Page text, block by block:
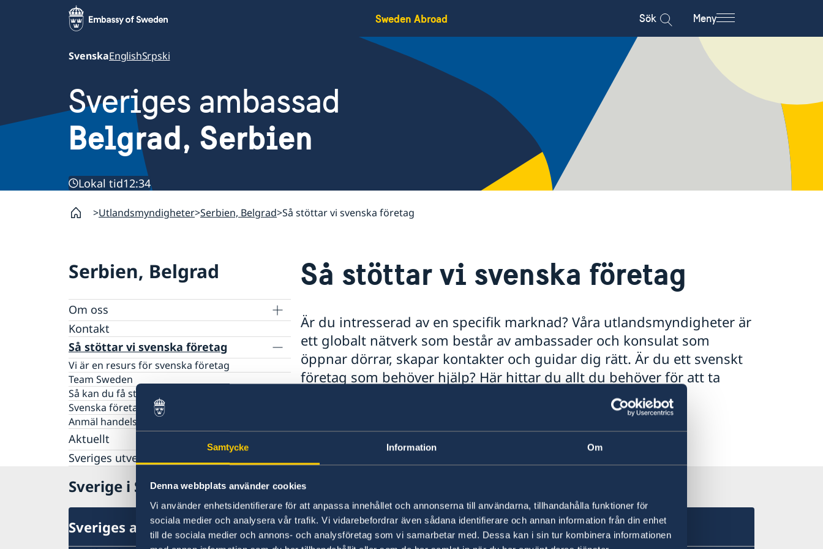
Samtycke Information Om
Denna webbplats använder cookies
Vi använder enhetsidentifierare för att anpassa innehållet och annonserna till användarna, tillhandahålla funktioner för
sociala medier och analysera vår trafik. Vi vidarebefordrar även sådana identifierare och annan information från din enhet
till de sociala medier och annons- och analysföretag som vi samarbetar med. Dessa kan i sin tur kombinera informationen
Sweden Abroad Sök Meny
SvenskaEnglishSrpski
Sveriges ambassad
Belgrad, Serbien
Lokal tid12:34
Utlandsmyndigheter Serbien, Belgrad Så stöttar vi svenska företag
Serbien, Belgrad
Om oss
Sveriges ambassadör
Kontakt
Så stöttar vi svenska företag
Vi är en resurs för svenska företag
Team Sweden
Så kan du få stöd
Svenska företag i Serbien
Anmäl handelshinder
Aktuellt
Nyheter
Val 2026 – riksdag, region och kommun
Protester
Ansökningar om Schengenvisum - förändringar
Adoptionsfrågor
Sveriges utvecklingssamarbete i Serbien
Så stöttar vi svenska företag
Är du intresserad av en specifik marknad? Våra utlandsmyndigheter är
ett globalt nätverk som består av ambassader och konsulat som
öppnar dörrar, skapar kontakter och guidar dig rätt. Är du ett svenskt
företag som behöver hjälp? Här hittar du allt du behöver för att ta
Sverige i Serbien
Sveriges ambassad Svenska konsulat